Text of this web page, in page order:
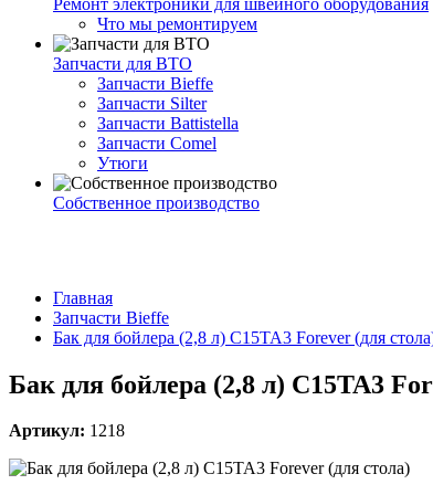
Что мы ремонтируем
Запчасти для ВТО
Запчасти Bieffe
Запчасти Silter
Запчасти Battistella
Запчасти Comel
Утюги
Собственное производство
Главная
Запчасти Bieffe
Бак для бойлера (2,8 л) C15TA3 Forever (для
Бак для бойлера (2,8 л) C15TA3
Артикул: 1218